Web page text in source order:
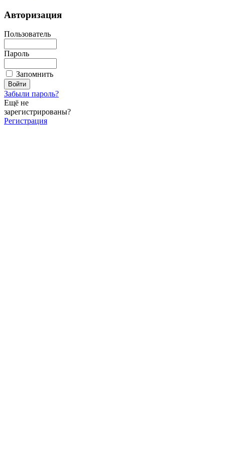
Авторизация
Пользователь
Пароль
Запомнить
Забыли пароль?
Ещё не
зарегистрированы?
Регистрация